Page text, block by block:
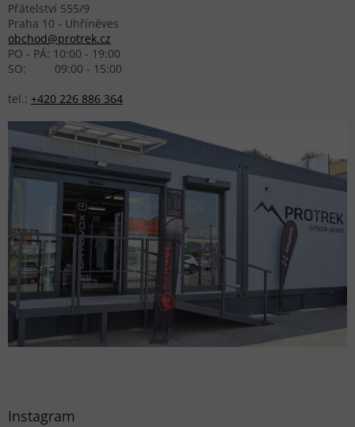
Přátelství 555/9
Praha 10 - Uhříněves
obchod@protrek.cz
PO - PÁ: 10:00 - 19:00
SO: 09:00 - 15:00
tel.: +420 226 886 364
Instagram